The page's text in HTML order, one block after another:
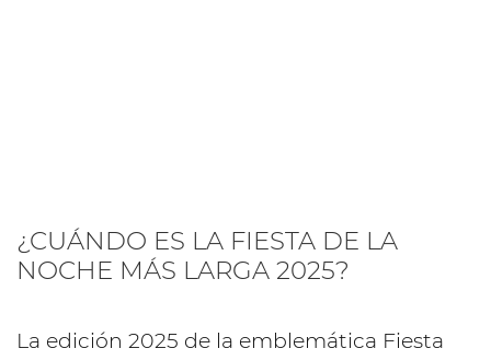
¿CUÁNDO ES LA FIESTA DE LA
NOCHE MÁS LARGA 2025?
La edición 2025 de la emblemática Fiesta